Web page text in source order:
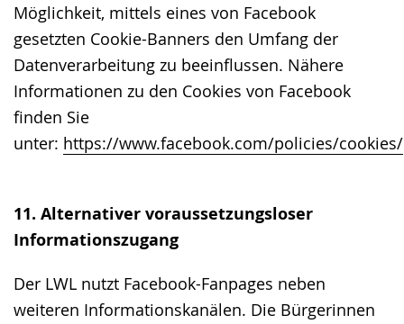
Möglichkeit, mittels eines von Facebook
gesetzten Cookie-Banners den Umfang der
Datenverarbeitung zu beeinflussen. Nähere
Informationen zu den Cookies von Facebook
finden Sie
unter: https://www.facebook.com/policies/cookies/
11. Alternativer voraussetzungsloser
Informationszugang
Der LWL nutzt Facebook-Fanpages neben
weiteren Informationskanälen. Die Bürgerinnen